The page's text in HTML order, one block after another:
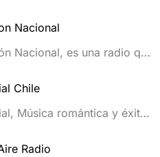
24 Hs En Vivo
Pico Al País.
Nacional
Nacional, es una radio que
Su programación está
en su gran mayoría a
emergentes que
de ser
en las radios comerciales
se enfocan en cantantes
Chile
Música romántica y éxitos
Radio